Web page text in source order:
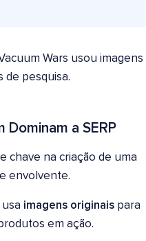
Wars usou imagens
de pesquisa.
Dominam a SERP
chave na criação de uma
envolvente.
imagens originais para
em ação.